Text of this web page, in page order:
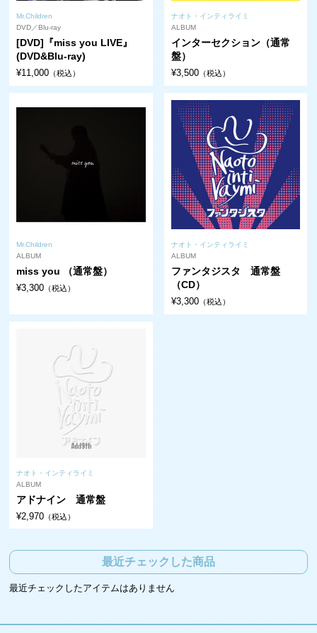
Mr.Children
DVD／Blu-ray
[DVD]『miss you LIVE』
(DVD&Blu-ray)
¥11,000 （税込）
ナオト・インティライミ
ALBUM
インターセクション（通常
盤）
¥3,500（税込）
Mr.Children
ALBUM
miss you （通常盤）
¥3,300 （税込）
ナオト・インティライミ
ALBUM
ファンタジスタ 通常盤
（CD）
¥3,300（税込）
ナオト・インティライミ
ALBUM
アドナイン 通常盤
¥2,970 （税込）
最近チェックした商品
最近チェックしたアイテムはありません